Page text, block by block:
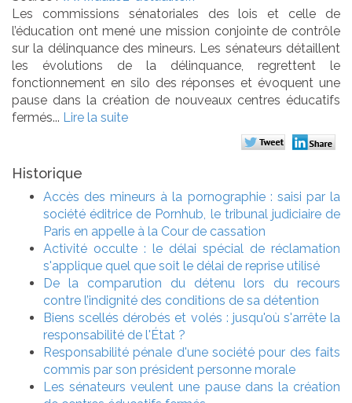
Les commissions sénatoriales des lois et celle de
l’éducation ont mené une mission conjointe de contrôle
sur la délinquance des mineurs. Les sénateurs détaillent
les évolutions de la délinquance, regrettent le
fonctionnement en silo des réponses et évoquent une
pause dans la création de nouveaux centres éducatifs
fermés... Lire la suite
Historique
Accès des mineurs à la pornographie : saisi par la
société éditrice de Pornhub, le tribunal judiciaire de
Paris en appelle à la Cour de cassation
Activité occulte : le délai spécial de réclamation
s'applique quel que soit le délai de reprise utilisé
De la comparution du détenu lors du recours
contre l’indignité des conditions de sa détention
Biens scellés dérobés et volés : jusqu'où s'arrête la
responsabilité de l'État ?
Responsabilité pénale d'une société pour des faits
commis par son président personne morale
Les sénateurs veulent une pause dans la création